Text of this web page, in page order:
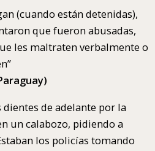
(cuando están detenidas),
que fueron abusadas,
les maltraten verbalmente o
dientes de adelante por la
un calabozo, pidiendo a
los policías tomando